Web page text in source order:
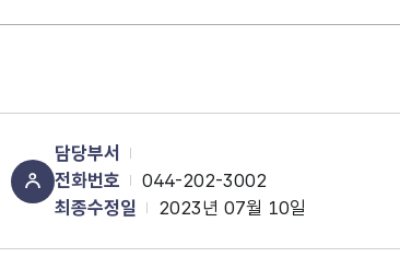
담당부서
전화번호
044-202-3002
최종수정일
2023년 07월 10일